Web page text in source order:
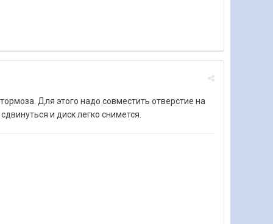
Для этого надо совместить отверстие на
и диск легко снимется.